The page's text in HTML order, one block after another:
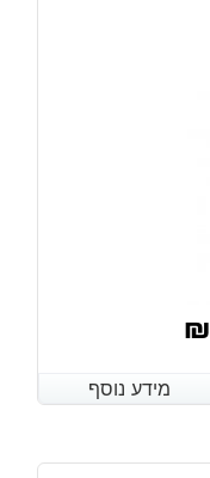
₪
מידע נוסף
מידע נוסף